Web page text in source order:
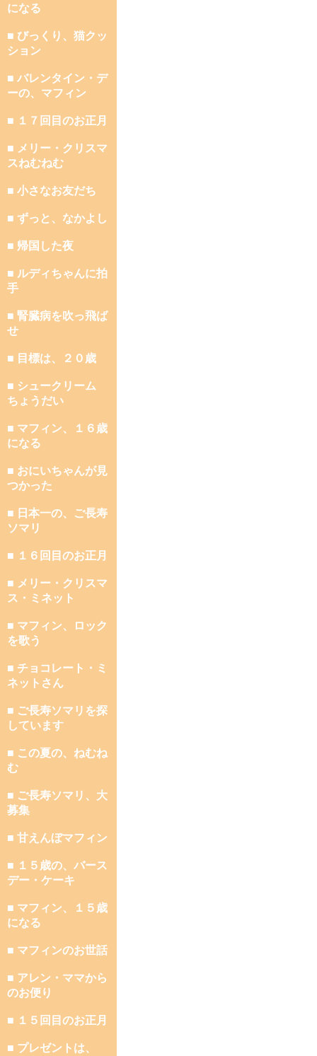
になる
■ びっくり、猫クッ
ション
■ バレンタイン・デ
ーの、マフィン
■ １７回目のお正月
■ メリー・クリスマ
スねむねむ
■ 小さなお友だち
■ ずっと、なかよし
■ 帰国した夜
■ ルディちゃんに拍
手
■ 腎臓病を吹っ飛ば
せ
■ 目標は、２０歳
■ シュークリーム
ちょうだい
■ マフィン、１６歳
になる
■ おにいちゃんが見
つかった
■ 日本一の、ご長寿
ソマリ
■ １６回目のお正月
■ メリー・クリスマ
ス・ミネット
■ マフィン、ロック
を歌う
■ チョコレート・ミ
ネットさん
■ ご長寿ソマリを探
しています
■ この夏の、ねむね
む
■ ご長寿ソマリ、大
募集
■ 甘えんぼマフィン
■ １５歳の、バース
デー・ケーキ
■ マフィン、１５歳
になる
■ マフィンのお世話
■ アレン・ママから
のお便り
■ １５回目のお正月
■ プレゼントは、